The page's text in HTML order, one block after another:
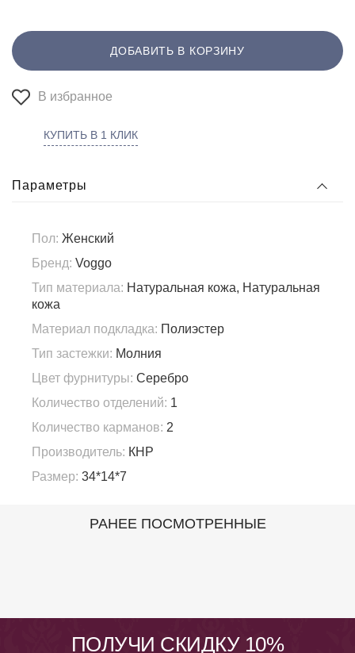
ДОБАВИТЬ В КОРЗИНУ
В избранное
КУПИТЬ В 1 КЛИК
Параметры
Пол: Женский
Бренд: Voggo
Тип материала: Натуральная кожа, Натуральная
кожа
Материал подкладка: Полиэстер
Тип застежки: Молния
Цвет фурнитуры: Серебро
Количество отделений: 1
Количество карманов: 2
Производитель: КНР
Размер: 34*14*7
РАНЕЕ ПОСМОТРЕННЫЕ
ПОЛУЧИ СКИДКУ 10%